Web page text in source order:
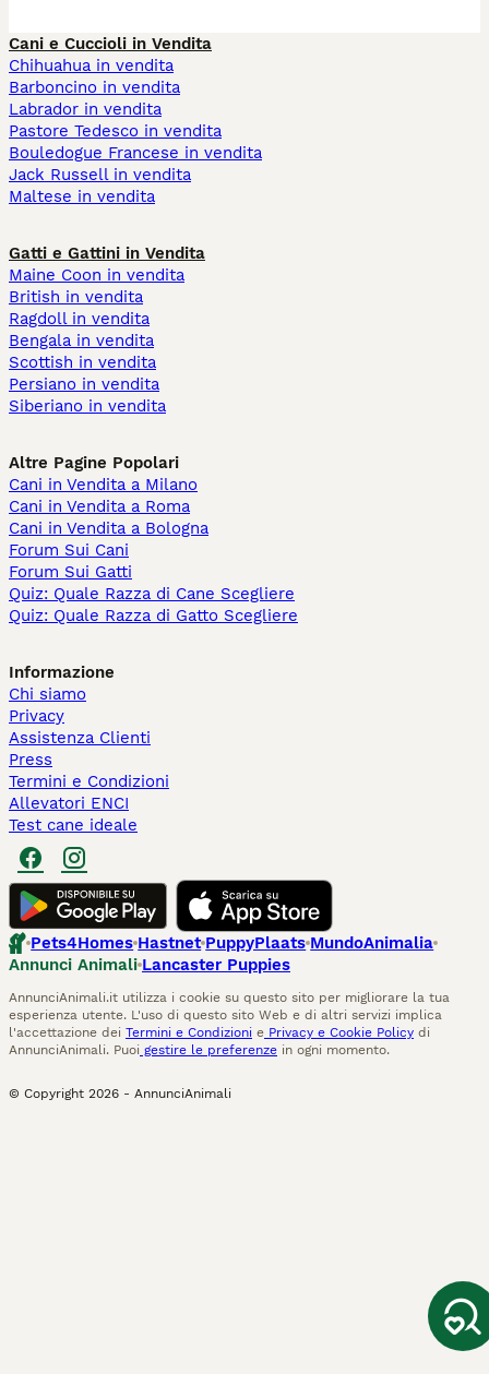
Cani e Cuccioli in Vendita
Chihuahua in vendita
Barboncino in vendita
Labrador in vendita
Pastore Tedesco in vendita
Bouledogue Francese in vendita
Jack Russell in vendita
Maltese in vendita
Gatti e Gattini in Vendita
Maine Coon in vendita
British in vendita
Ragdoll in vendita
Bengala in vendita
Scottish in vendita
Persiano in vendita
Siberiano in vendita
Altre Pagine Popolari
Cani in Vendita a Milano
Cani in Vendita a Roma
Cani in Vendita a Bologna
Forum Sui Cani
Forum Sui Gatti
Quiz: Quale Razza di Cane Scegliere
Quiz: Quale Razza di Gatto Scegliere
Informazione
Chi siamo
Privacy
Assistenza Clienti
Press
Termini e Condizioni
Allevatori ENCI
Test cane ideale
Pets4Homes Hastnet PuppyPlaats MundoAnimalia
Annunci Animali Lancaster Puppies
AnnunciAnimali.it utilizza i cookie su questo sito per migliorare la tua
esperienza utente. L'uso di questo sito Web e di altri servizi implica
l'accettazione dei Termini e Condizioni e Privacy e Cookie Policy di
AnnunciAnimali. Puoi gestire le preferenze in ogni momento.
© Copyright 2026 - AnnunciAnimali